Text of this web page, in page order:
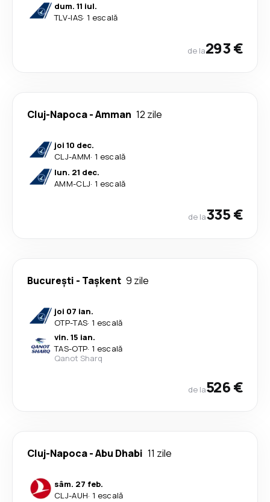
dum. 11 iul.
TLV-IAS· 1 escală
de la293 €
Cluj-Napoca-Amman 12 zile
joi 10 dec.
CLJ-AMM· 1 escală
lun. 21 dec.
AMM-CLJ· 1 escală
de la335 €
București - Tașkent 9 zile
joi 07 ian.
OTP-TAS· 1 escală
vin. 15 ian.
TAS-OTP· 1 escală
Qanot Sharq
de la526 €
Cluj-Napoca-Abu Dhabi 11 zile
sâm. 27 feb.
CLJ-AUH· 1 escală